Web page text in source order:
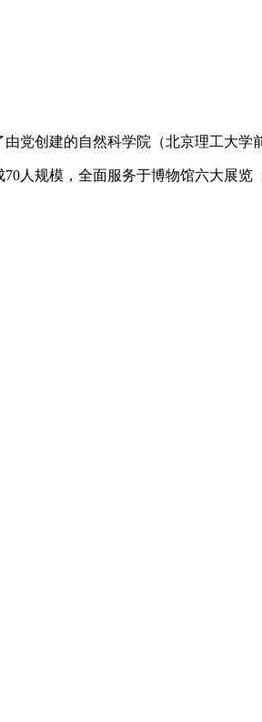
党创建的自然科学院（北京理工大学
人规模，全面服务于博物馆六大展览